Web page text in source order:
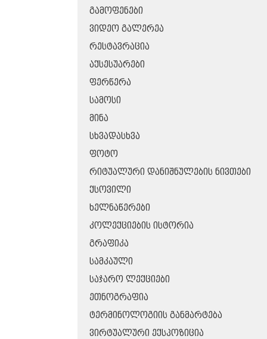
ᲒᲐᲛᲝᲤᲔᲜᲔᲑᲘ
ᲕᲘᲓᲔᲝ ᲒᲐᲚᲔᲠᲔᲐ
ᲠᲔᲡᲢᲐᲕᲠᲐᲪᲘᲐ
ᲐᲥᲡᲔᲡᲣᲐᲠᲔᲑᲘ
ᲤᲔᲠᲬᲔᲠᲐ
ᲡᲐᲛᲝᲡᲘ
ᲛᲘᲜᲐ
ᲡᲮᲕᲐᲓᲐᲡᲮᲕᲐ
ᲤᲝᲢᲝ
ᲠᲘᲢᲣᲐᲚᲣᲠᲘ ᲓᲐᲜᲘᲨᲜᲣᲚᲔᲑᲘᲡ ᲜᲘᲕᲗᲔᲑᲘ
ᲥᲡᲝᲕᲘᲚᲘ
ᲮᲔᲚᲜᲐᲬᲔᲠᲔᲑᲘ
ᲙᲝᲚᲔᲥᲪᲘᲔᲑᲘᲡ ᲘᲡᲢᲝᲠᲘᲐ
ᲒᲠᲐᲤᲘᲙᲐ
ᲡᲐᲛᲙᲐᲣᲚᲘ
ᲡᲐᲯᲐᲠᲝ ᲚᲔᲥᲪᲘᲔᲑᲘ
ᲔᲗᲜᲝᲒᲠᲐᲤᲘᲐ
ᲢᲔᲠᲛᲘᲜᲝᲚᲝᲒᲘᲘᲡ ᲒᲐᲜᲛᲐᲠᲢᲔᲑᲐ
ᲕᲘᲠᲢᲣᲐᲚᲣᲠᲘ ᲔᲥᲡᲞᲝᲖᲘᲪᲘᲐ